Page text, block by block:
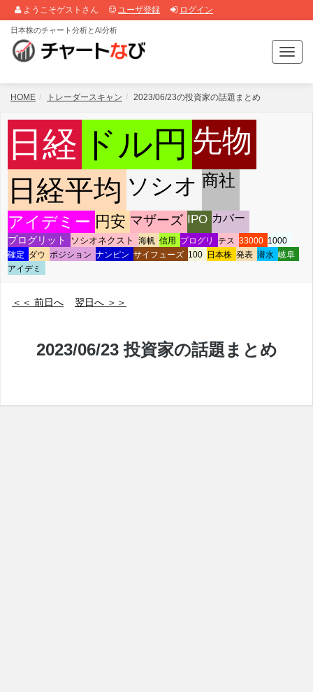
ようこそゲストさん ユーザ登録 ログイン
T
o
g
o
n
日本株のチャート分析とAI分析
HOME トレーダースキャン 2023/06/23の投資家の話題まとめ
日経 ドル円 先物
日経平均 ソシオ 商社
アイデミー 円安 マザーズ IPO カバー
プログリット ソシオネクスト 海帆 信用 プログリ テス 33000 1000
確定 ダウ ポジション ナンピン サイフューズ 100 日本株 発表 潜水 岐阜
アイデミ
＜＜ 前日へ 翌日へ ＞＞
2023/06/23 投資家の話題まとめ